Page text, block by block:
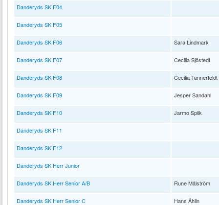
Danderyds SK F04
Danderyds SK F05
Danderyds SK F06 Sara Lindmark
Danderyds SK F07 Cecilia Sjöstedt
Danderyds SK F08 Cecilia Tannerfeldt
Danderyds SK F09 Jesper Sandahl
Danderyds SK F10 Jarmo Spiik
Danderyds SK F11
Danderyds SK F12
Danderyds SK Herr Junior
Danderyds SK Herr Senior A/B Rune Målström
Danderyds SK Herr Senior C Hans Åhlin